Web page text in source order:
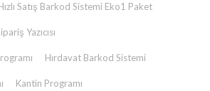
Satış Barkod Sistemi Eko1 Paket
Yazıcısı
Hırdavat Barkod Sistemi
Kantin Programı